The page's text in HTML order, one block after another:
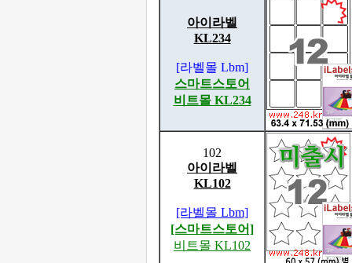
아이라벨
KL234
[라벨몰 Lbm]
스마트스토어
비트몰 KL234
102
아이라벨
KL102
[라벨몰 Lbm]
[스마트스토어]
비트몰 KL102